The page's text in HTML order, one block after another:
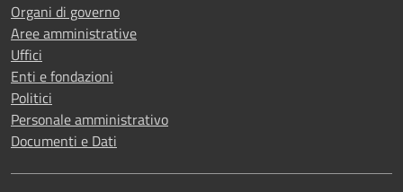
Organi di governo
Aree amministrative
Uffici
Enti e fondazioni
Politici
Personale amministrativo
Documenti e Dati